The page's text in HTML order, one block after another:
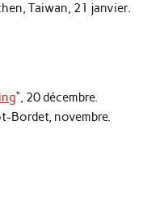
Taiwan, 21 janvier.
“, 20 décembre.
Bordet, novembre.